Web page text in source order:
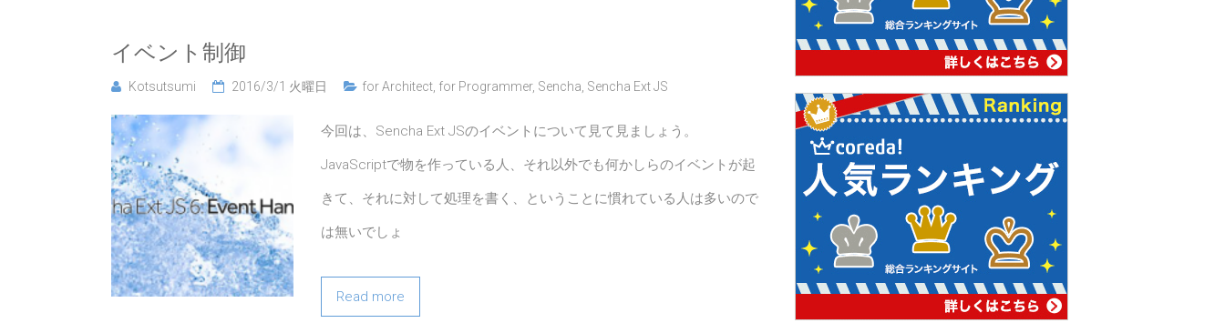
イベント制御
Kotsutsumi 2016/3/1 火曜日 for Architect, for Programmer, Sencha, Sencha Ext JS
今回は、Sencha Ext JSのイベントについて見て見ましょう。
JavaScriptで物を作っている人、それ以外でも何かしらのイベントが起
きて、それに対して処理を書く、ということに慣れている人は多いので
は無いでしょ
Read more